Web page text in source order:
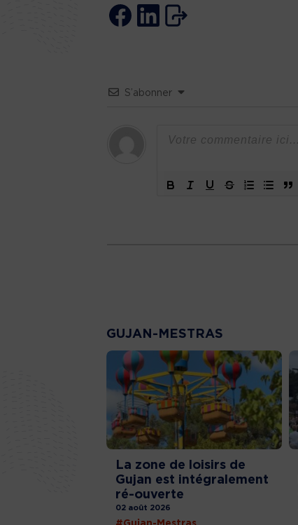
S’abonner
GUJAN-MESTRAS
La zone de loisirs de
Gujan est intégralement
ré-ouverte
02 août 2026